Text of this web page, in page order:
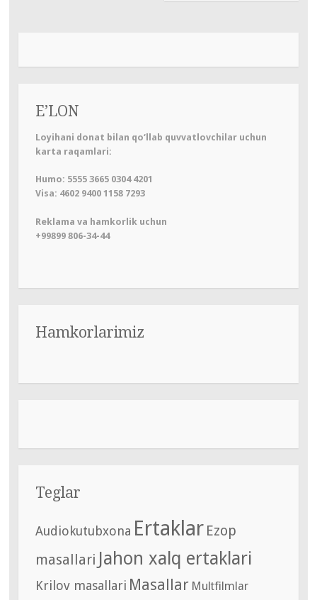
E’LON
Loyihani donat bilan qo‘llab quvvatlovchilar uchun
karta raqamlari:
Humo: 5555 3665 0304 4201
Visa: 4602 9400 1158 7293
Reklama va hamkorlik uchun
+99899 806-34-44
Hamkorlarimiz
Teglar
Audiokutubxona Ertaklar Ezop
masallari Jahon xalq ertaklari
Krilov masallari Masallar Multfilmlar